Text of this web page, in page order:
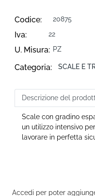
Codice: 20875
Iva: 22
U. Misura: PZ
Categoria: SCALE E
Descrizione del
Scale con gradino
un utilizzo intensivo
lavorare in perfetta
Accedi per poter